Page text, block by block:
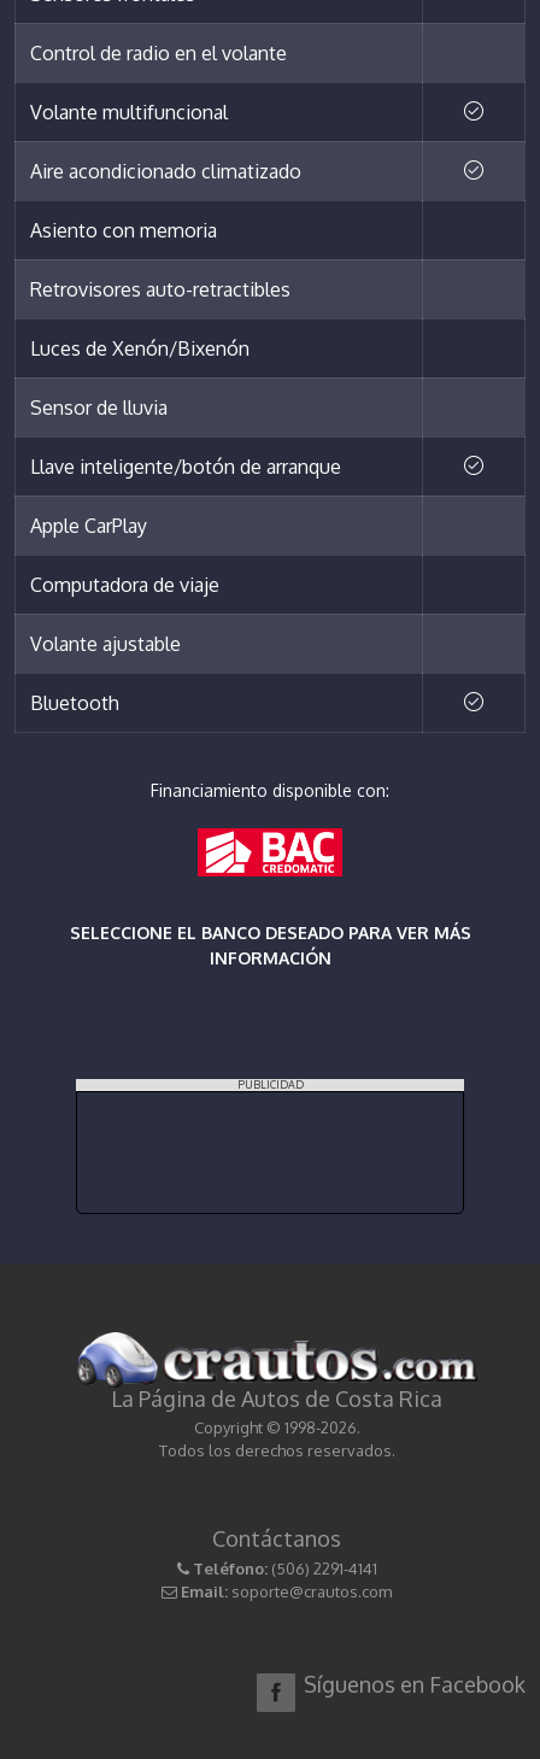
Control de radio en el volante
Volante multifuncional
Aire acondicionado climatizado
Asiento con memoria
Retrovisores auto-retractibles
Luces de Xenón/Bixenón
Sensor de lluvia
Llave inteligente/botón de arranque
Apple CarPlay
Computadora de viaje
Volante ajustable
Bluetooth
Financiamiento disponible con:
SELECCIONE EL BANCO DESEADO PARA VER MÁS
INFORMACIÓN
PUBLICIDAD
La Página de Autos de Costa Rica
Copyright © 1998-2026.
Todos los derechos reservados.
Contáctanos
Teléfono: (506) 2291-4141
Email: soporte@crautos.com
Síguenos en Facebook